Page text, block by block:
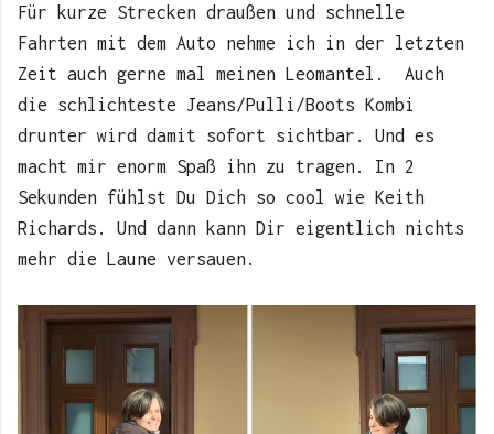
Für kurze Strecken draußen und schnelle
Fahrten mit dem Auto nehme ich in der letzten
Zeit auch gerne mal meinen Leomantel. Auch
die schlichteste Jeans/Pulli/Boots Kombi
drunter wird damit sofort sichtbar. Und es
macht mir enorm Spaß ihn zu tragen. In 2
Sekunden fühlst Du Dich so cool wie Keith
Richards. Und dann kann Dir eigentlich nichts
mehr die Laune versauen.